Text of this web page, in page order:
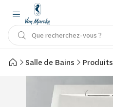
Que recherchez-vous ?
Salle de Bains Produits